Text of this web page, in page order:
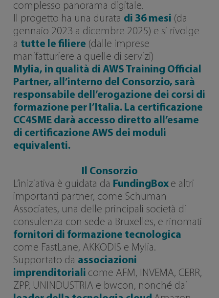
complesso panorama digitale.
Il progetto ha una durata di 36 mesi (da
gennaio 2023 a dicembre 2025) e si rivolge
a tutte le filiere (dalle imprese
manifatturiere a quelle di servizi)
Mylia, in qualità di AWS Training Official
Partner, all’interno del Consorzio, sarà
responsabile dell’erogazione dei corsi di
formazione per l’Italia. La certificazione
CC4SME darà accesso diretto all’esame
di certificazione AWS dei moduli
equivalenti.
Il Consorzio
L’iniziativa è guidata da FundingBox e altri
importanti partner, come Schuman
Associates, una delle principali società di
consulenza con sede a Bruxelles, e rinomati
fornitori di formazione tecnologica
come FastLane, AKKODIS e Mylia.
Supportato da associazioni
imprenditoriali come AFM, INVEMA, CERR,
ZPP, UNINDUSTRIA e bwcon, nonché dai